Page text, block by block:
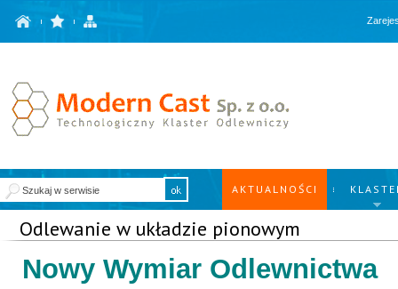
AKTUALNOŚCI
Odlewanie w układzie pionowym
Nowy Wymiar Odlewnictwa